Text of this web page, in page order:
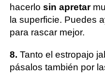
hacerlo sin apretar
la superficie. Puedes
para rascar mejor.
8. Tanto el estropajo
pásalos también por